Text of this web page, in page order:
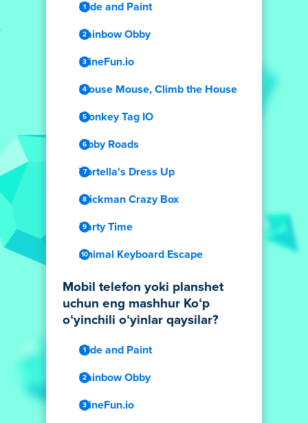
Hide and Paint
Rainbow Obby
MineFun.io
Mouse Mouse, Climb the House
Monkey Tag IO
Obby Roads
Vortella's Dress Up
Stickman Crazy Box
Party Time
Animal Keyboard Escape
Mobil telefon yoki planshet
uchun eng mashhur Koʻp
oʻyinchili oʻyinlar qaysilar?
Hide and Paint
Rainbow Obby
MineFun.io